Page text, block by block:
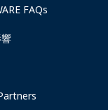
FAQs